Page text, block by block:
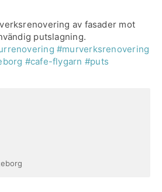
av fasader mot
putslagning.
#murverksrenovering
#cafe-flygarn #puts